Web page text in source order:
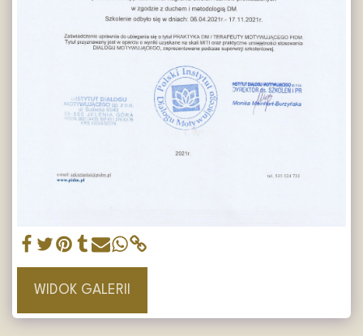
WIDOK GALERII